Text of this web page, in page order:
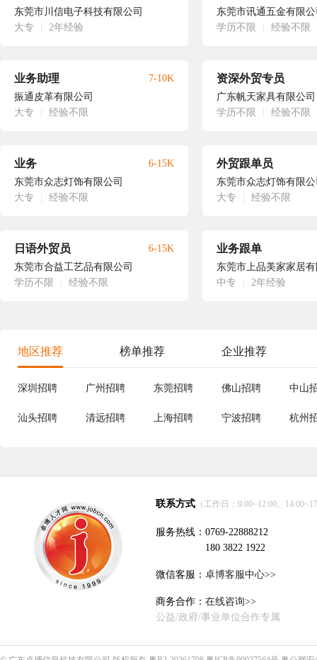
东莞市川信电子科技有限公司
大专
2年经验
东莞市讯通五金有限
学历不限
经验不限
业务助理
振通皮革有限公司
大专
经验不限
7-10K 资深外贸专员
广东帆天家具有限公司
学历不限
经验不限
业务
东莞市众志灯饰有限公司
大专
经验不限
6-15K 外贸跟单员
东莞市众志灯饰有限
大专
经验不限
日语外贸员
东莞市合益工艺品有限公司
学历不限
经验不限
6-15K 业务跟单
东莞市上品美家家居
中专
2年经验
地区推荐 榜单推荐 企业推荐
深圳招聘 广州招聘 东莞招聘 佛山招聘 中山
汕头招聘 清远招聘 上海招聘 宁波招聘 杭州
联系方式 （工作日：9:00~12:00、
服务热线：0769-22888212
180 3822 1922
微信客服： 卓博客服中心>>
商务合作： 在线咨询>>
公益/政府/事业单位合作专属